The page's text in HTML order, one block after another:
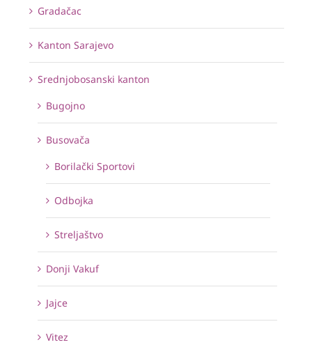
Gradačac
Kanton Sarajevo
Srednjobosanski kanton
Bugojno
Busovača
Borilački Sportovi
Odbojka
Streljaštvo
Donji Vakuf
Jajce
Vitez